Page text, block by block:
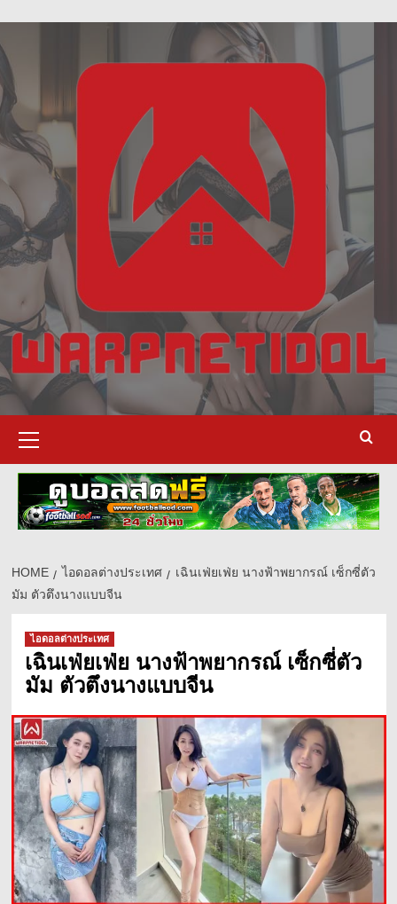
ฝัน
เห็น
to
content
Menu
HOME ไอดอลต่างประเทศ
เฉินเฟ่ยเฟ่ย นางฟ้าพยากรณ์ เซ็กซี่ตัว
มัม ตัวตึงนางแบบจีน
ไอดอลต่างประเทศ
เฉินเฟ่ยเฟ่ย นางฟ้าพยากรณ์ เซ็กซี่ตัว
มัม ตัวตึงนางแบบจีน